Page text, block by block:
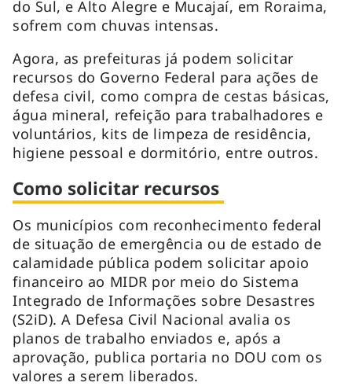
do Sul, e Alto Alegre e Mucajaí, em Roraima,
sofrem com chuvas intensas.
Agora, as prefeituras já podem solicitar
recursos do Governo Federal para ações de
defesa civil, como compra de cestas básicas,
água mineral, refeição para trabalhadores e
voluntários, kits de limpeza de residência,
higiene pessoal e dormitório, entre outros.
Como solicitar recursos
Os municípios com reconhecimento federal
de situação de emergência ou de estado de
calamidade pública podem solicitar apoio
financeiro ao MIDR por meio do Sistema
Integrado de Informações sobre Desastres
(S2iD). A Defesa Civil Nacional avalia os
planos de trabalho enviados e, após a
aprovação, publica portaria no DOU com os
valores a serem liberados.